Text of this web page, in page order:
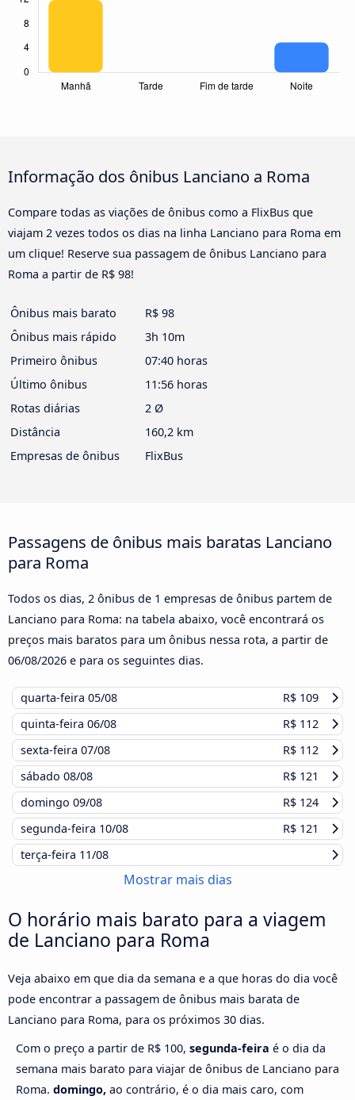
Informação dos ônibus Lanciano a Roma
Compare todas as viações de ônibus como a FlixBus que
viajam 2 vezes todos os dias na linha Lanciano para Roma em
um clique! Reserve sua passagem de ônibus Lanciano para
Roma a partir de R$ 98!
Ônibus mais barato
R$ 98
Ônibus mais rápido
3h 10m
Primeiro ônibus
07:40 horas
Último ônibus
11:56 horas
Rotas diárias
2 Ø
Distância
160,2 km
Empresas de ônibus
FlixBus
Passagens de ônibus mais baratas Lanciano
para Roma
Todos os dias, 2 ônibus de 1 empresas de ônibus partem de
Lanciano para Roma: na tabela abaixo, você encontrará os
preços mais baratos para um ônibus nessa rota, a partir de
06/08/2026 e para os seguintes dias.
quarta-feira 05/08
R$ 109
quinta-feira 06/08
R$ 112
sexta-feira 07/08
R$ 112
sábado 08/08
R$ 121
domingo 09/08
R$ 124
segunda-feira 10/08
R$ 121
terça-feira 11/08
Mostrar mais dias
O horário mais barato para a viagem
de Lanciano para Roma
Veja abaixo em que dia da semana e a que horas do dia você
pode encontrar a passagem de ônibus mais barata de
Lanciano para Roma, para os próximos 30 dias.
Com o preço a partir de R$ 100, segunda-feira é o dia da
semana mais barato para viajar de ônibus de Lanciano para
Roma. domingo, ao contrário, é o dia mais caro, com